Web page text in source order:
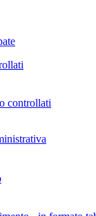
controllati